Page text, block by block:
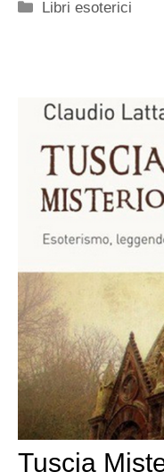
Categorie
Libri esoterici
Tuscia